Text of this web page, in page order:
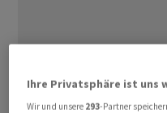
Ihre Privatsphäre ist uns
Wir und unsere 293-Partner